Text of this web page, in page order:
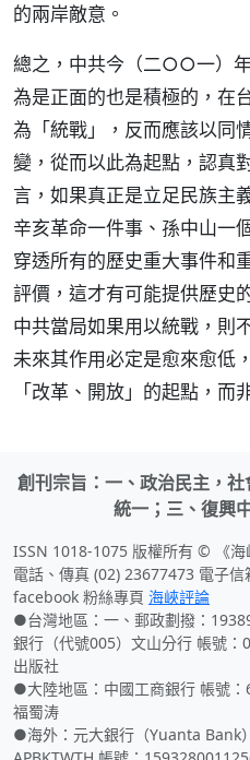
的兩岸敵意。
總之，中共今（二○○一）
為是正面的也是積極的，在
為「統戰」，反而應該以同
變，從而以此為起點，認真
言，如果真正是立足民族主
辛亥革命一件事、孫中山一
穿透所有的歷史重大事件和
評價，這才有可能提供歷史
中共當局如果用以統戰，則
未來其作用必定是愈來愈低
「改革、開放」的起點，
創刊宗旨：一、政治民主，
統一；三、復興
ISSN 1018-1075 版權所有 © 《海
電話、傳真 (02) 23677473 電子信
facebook 粉絲專頁 海峽評論
●台灣地區：一、郵政劃撥：
銀行（代號005）文山分行 帳號
出版社
●大陸地區：中國工商銀行 帳號
福蜀涛
●海外：元大銀行（Yuanta Bank